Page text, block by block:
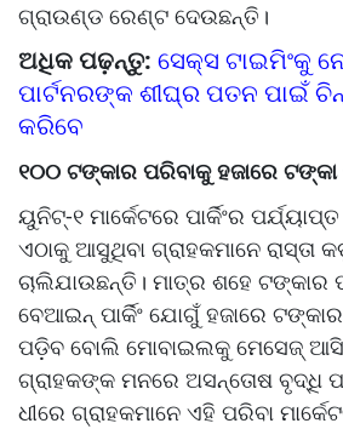
ଗ୍ରାଉଣ୍ଡ ରେଣ୍ଟ ଦେଉଛନ୍ତି।
ଅଧିକ ପଢ଼ନ୍ତୁ: ସେକ୍ସ ଟାଇମିଂକୁ
ପାର୍ଟନରଙ୍କ ଶୀଘ୍ର ପତନ ପାଇଁ
କରିବେ
୧୦୦ ଟଙ୍କାର ପରିବାକୁ ହଜାରେ ଟଙ୍କା
ୟୁନିଟ୍‌‌-୧ ମାର୍କେଟରେ ପାର୍କିଂର
ଏଠାକୁ ଆସୁଥିବା ଗ୍ରାହକମାନେ ରାସ୍ତା
ଚାଲିଯାଉଛନ୍ତି। ମାତ୍ର ଶହେ ଟଙ୍କାର
ବେଆଇନ୍‌‌ ପାର୍କିଂ ଯୋଗୁଁ ହଜାରେ ଟଙ୍କାର
ପଡ଼ିବ ବୋଲି ମୋବାଇଲକୁ ମେସେଜ୍‌‌
ଗ୍ରାହକଙ୍କ ମନରେ ଅସନ୍ତୋଷ ବୃଦ୍ଧି
ଧୀରେ ଗ୍ରାହକମାନେ ଏହି ପରିବା